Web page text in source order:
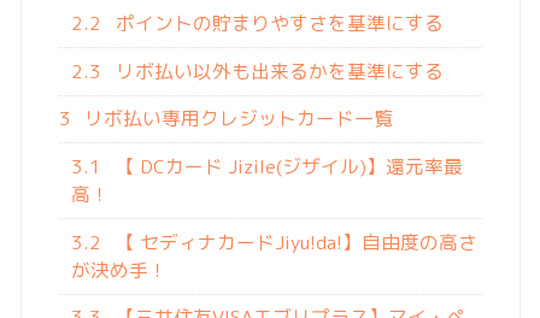
2.2
ポイントの貯まりやすさを基準にする
2.3
リボ払い以外も出来るかを基準にする
3
リボ払い専用クレジットカード一覧
3.1
【 DCカード Jizile(ジザイル)】還元率最
高！
3.2
【 セディナカードJiyu!da!】自由度の高さ
が決め手！